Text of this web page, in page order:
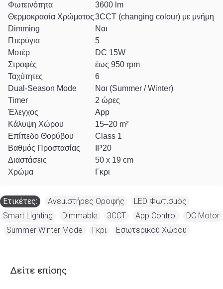
Φωτεινότητα
3600 lm
Θερμοκρασία Χρώματος3CCT (changing colour) με μνήμη
Dimming
Ναι
Πτερύγια
5
Μοτέρ
DC 15W
Στροφές
έως 950 rpm
Ταχύτητες
6
Dual-Season Mode
Ναι (Summer / Winter)
Timer
2 ώρες
Έλεγχος
App
Κάλυψη Χώρου
15–20 m²
Επίπεδο Θορύβου
Class 1
Βαθμός Προστασίας
IP20
Διαστάσεις
50 x 19 cm
Χρώμα
Γκρι
Ετικέτες: Ανεμιστήρες Οροφής LED Φωτισμός
Smart Lighting
Dimmable 3CCT App Control
DC Motor
Summer Winter Mode Γκρι Εσωτερικού Χώρου
Δείτε επίσης